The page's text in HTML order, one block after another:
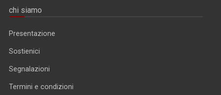
chi siamo
Presentazione
Sostienici
Segnalazioni
Termini e condizioni